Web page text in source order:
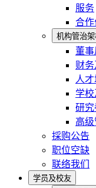
服务
合
机构管治
董事
财
人
学
研
高
採购公告
职位空缺
联络我们
学员及校友